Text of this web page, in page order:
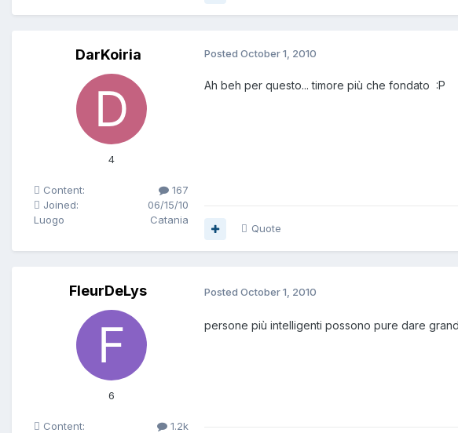
DarKoiria
4
Content:
167
Joined:
06/15/10
Luogo
Catania
Posted October 1, 2010
Ah beh per questo... timore più che fondato :P
Quote
FleurDeLys
6
Content:
1.2k
Posted October 1, 2010
persone più intelligenti possono pure dare